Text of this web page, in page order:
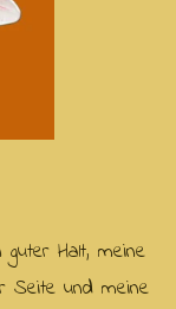
Halt, meine
Seite und meine